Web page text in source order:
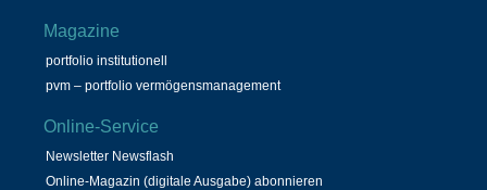
Magazine
portfolio institutionell
pvm – portfolio vermögensmanagement
Online-Service
Newsletter Newsflash
Online-Magazin (digitale Ausgabe) abonnieren